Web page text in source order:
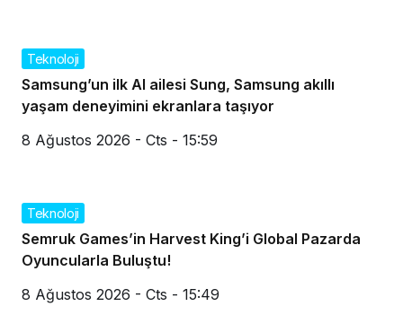
Teknoloji
Samsung’un ilk AI ailesi Sung, Samsung akıllı
yaşam deneyimini ekranlara taşıyor
8 Ağustos 2026 - Cts - 15:59
Teknoloji
Semruk Games’in Harvest King’i Global Pazarda
Oyuncularla Buluştu!
8 Ağustos 2026 - Cts - 15:49